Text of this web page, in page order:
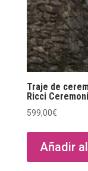
Traje de
Ricci
599,00€
Añadir